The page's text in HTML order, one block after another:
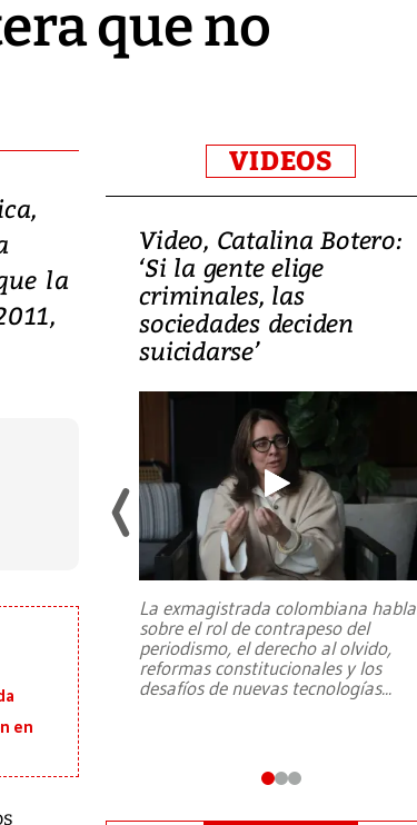
que no
la
en
VIDEOS
una
Video, Catalina Botero:
‘Si la gente elige
criminales, las
sociedades deciden
suicidarse’
La exmagistrada colombiana habla
sobre el rol de contrapeso del
periodismo, el derecho al olvido,
reformas constitucionales y los
desafíos de nuevas tecnologías...